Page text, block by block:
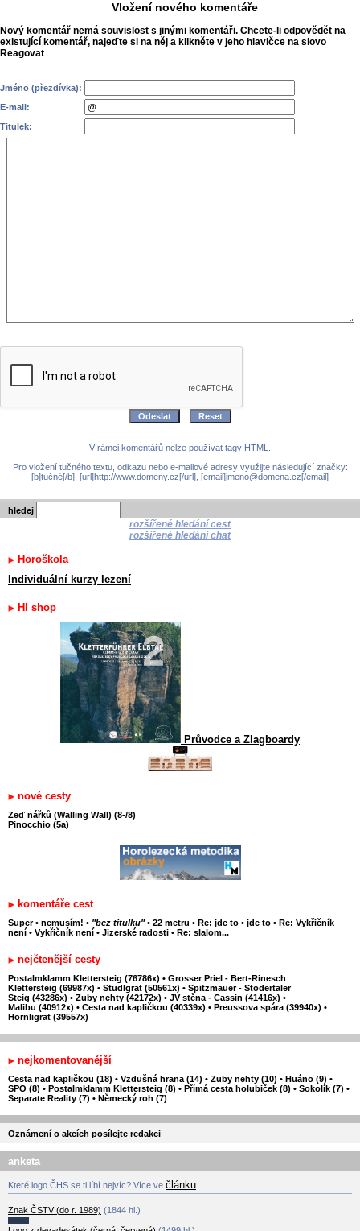
Vložení nového komentáře
Nový komentář nemá souvislost s jinými komentáři. Chcete-li odpovědět na
existující komentář, najeďte si na něj a klikněte v jeho hlavičce na slovo
Reagovat
Jméno (přezdívka):
E-mail:
Titulek:
V rámci komentářů nelze používat tagy HTML.
Pro vložení tučného textu, odkazu nebo e-mailové adresy využijte následující značky:
[b]tučné[/b], [url]http://www.domeny.cz[/url], [email]jmeno@domena.cz[/email]
hledej
rozšířené hledání cest
rozšířené hledání chat
Horoškola
Individuální kurzy lezení
HI shop
Průvodce a Zlagboardy
nové cesty
Zeď nářků (Walling Wall) (8-/8)
Pinocchio (5a)
komentáře cest
Super • nemusím! • "bez titulku" • 22 metru • Re: jde to • jde to • Re: Vykřičník
není • Vykřičník není • Jizerské radosti • Re: slalom...
nejčtenější cesty
Postalmklamm Klettersteig (76786x) • Grosser Priel - Bert-Rinesch
Klettersteig (69987x) • Stüdlgrat (50561x) • Spitzmauer - Stodertaler
Steig (43286x) • Zuby nehty (42172x) • JV stěna - Cassin (41416x) •
Malibu (40912x) • Cesta nad kapličkou (40339x) • Preussova spára (39940x) •
Hörnligrat (39557x)
nejkomentovanější
Cesta nad kapličkou (18) • Vzdušná hrana (14) • Zuby nehty (10) • Huáno (9) •
SPO (8) • Postalmklamm Klettersteig (8) • Přímá cesta holubiček (8) • Sokolík (7) •
Separate Reality (7) • Německý roh (7)
Oznámení o akcích posílejte redakci
anketa
Které logo ČHS se ti líbí nejvíc? Více ve článku
Znak ČSTV (do r. 1989) (1844 hl.)